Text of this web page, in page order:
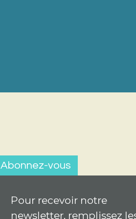
Abonnez-vous
Pour recevoir notre
newsletter, remplissez